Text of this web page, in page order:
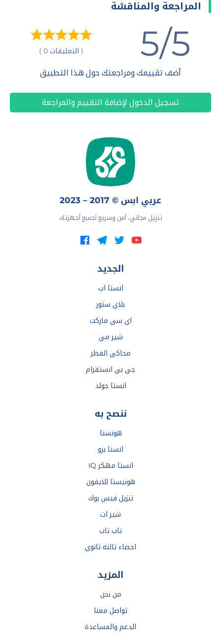
المراجعة والمناقشة
5/5 ( التعليقات 0 )
أضف تقييمك ومراجعتك حول هذا التطبيق
تسجيل الدخول لإضافة التقييم والمراجعة
عربي ابس © 2017 – 2023
تنزيل مجاني، آمن وسريع لجميع أجهزتك
الجديد
انستا اب
بلاي ستور
اي سي ماركت
شير مي
محاكي الفطر
جي بي انستقرام
انستا جولد
ننصح به
هونستا
انستا برو
انستا مهكر IQ
هونيستا للايفون
تنزيل فيس بوك
شير ات
تاب تاب
احصاء تالته ثانوي
المزيد
من نحن
تواصل معنا
الدعم والمساعدة